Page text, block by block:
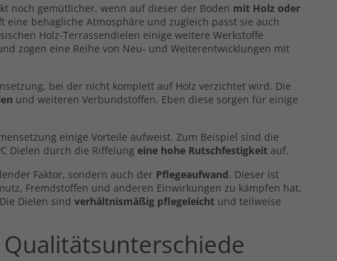
noch gemütlicher, wenn auf dieser der Boden mit Holz oder
eine behagliche Atmosphäre und zugleich passt sie auch
Holz-Terrassendielen einige weitere Werkstoffe
zogen eine Reihe von Neu- und Weiterentwicklungen mit
bei der nicht komplett auf Holz verzichtet wird. Die
und weiteren Verbundstoffen. Eben diese sorgen für einige
einige Vorteile aufweist. Zum Beispiel sind die
Dielen durch die Riffelung eine hohe Rutschfestigkeitauf.
Faktor, sondern auch der Pflegeaufwand. Dieser ist
Fremdstoffen und anderen Einwirkungen zu kämpfen hat,
Dielen sind verhältnismäßig pflegeleichtund teilweise